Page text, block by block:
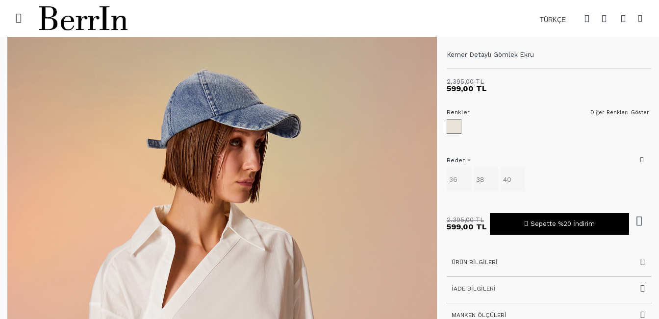
TÜRKÇE
Kemer Detaylı Gömlek Ekru
599,00 TL
2.395,00 TL
Beden
36 38 40
599,00 TL
2.395,00 TL
Sepette %20 İndirim
Diğer Renkleri Göster
Renkler
ÜRÜN BILGILERI
İADE BILGILERI
MANKEN ÖLÇÜLERI